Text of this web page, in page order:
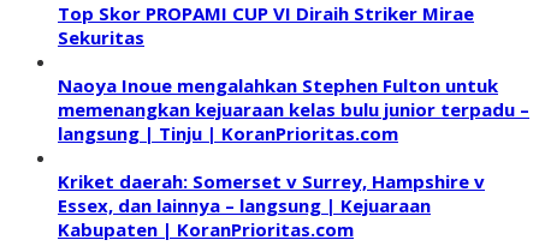
Top Skor PROPAMI CUP VI Diraih Striker Mirae
Sekuritas
Naoya Inoue mengalahkan Stephen Fulton untuk
memenangkan kejuaraan kelas bulu junior terpadu –
langsung | Tinju | KoranPrioritas.com
Kriket daerah: Somerset v Surrey, Hampshire v
Essex, dan lainnya – langsung | Kejuaraan
Kabupaten | KoranPrioritas.com